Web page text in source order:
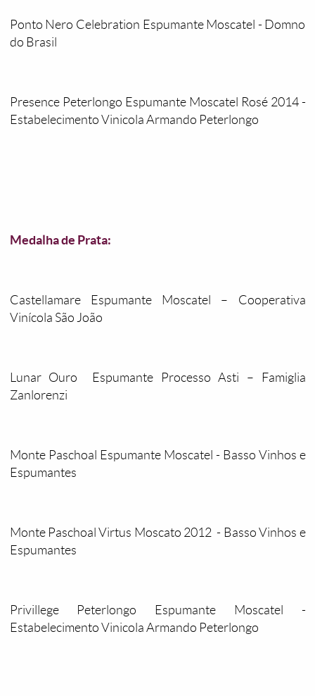
Ponto Nero Celebration Espumante Moscatel - Domno
do Brasil
Presence Peterlongo Espumante Moscatel Rosé 2014 -
Estabelecimento Vinicola Armando Peterlongo
Medalha de Prata:
Castellamare Espumante Moscatel – Cooperativa
Vinícola São João
Lunar Ouro Espumante Processo Asti – Famiglia
Zanlorenzi
Monte Paschoal Espumante Moscatel - Basso Vinhos e
Espumantes
Monte Paschoal Virtus Moscato 2012 - Basso Vinhos e
Espumantes
Privillege Peterlongo Espumante Moscatel -
Estabelecimento Vinicola Armando Peterlongo